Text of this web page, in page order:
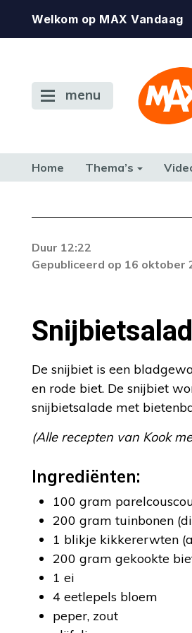
Welkom op MAX Vandaag
menu
Home Thema’s
TERUG NAAR TOEN
De gewenste
beschikbaar. Als het
Duur 12:22
Gepubliceerd op 16 oktober
De snijbiet is een
en rode biet. De snijbiet
snijbietsalade met
(Alle recepten van Kook
Ingrediënten:
100 gram
200 gram tuinbonen
1 blikje kikkererwten
200 gram gekookte
1 ei
4 eetlepels bloem
peper, zout